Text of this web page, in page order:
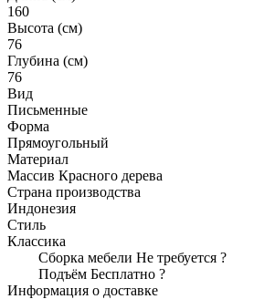
160
Высота (см)
76
Глубина (см)
76
Вид
Письменные
Форма
Прямоугольный
Материал
Массив Красного дерева
Страна производства
Индонезия
Стиль
Классика
Сборка мебели Не требуется ?
Подъём Бесплатно ?
Информация о доставке